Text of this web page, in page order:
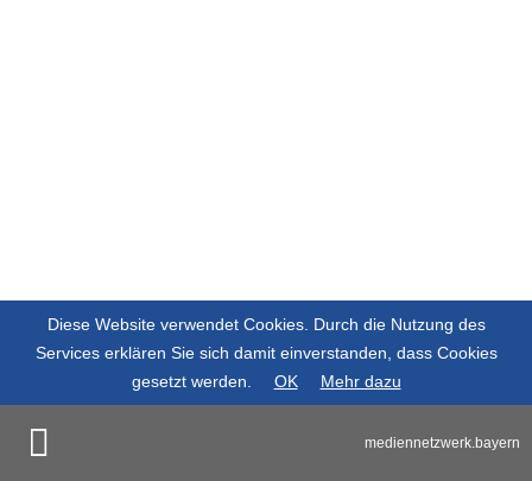
mediennetzwerk.bayern
Diese Website verwendet Cookies. Durch die Nutzung des
Services erklären Sie sich damit einverstanden, dass Cookies
gesetzt werden.
OK Mehr dazu